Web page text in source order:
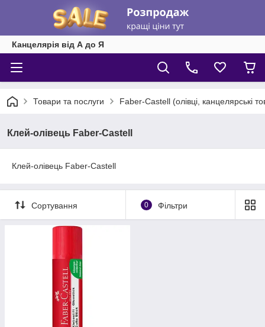
Канцелярія від А до Я
Товари та послуги Faber-Castell (олівці, канцелярські
Клей-олівець Faber-Castell
Клей-олівець Faber-Castell
Сортування 0 Фільтри